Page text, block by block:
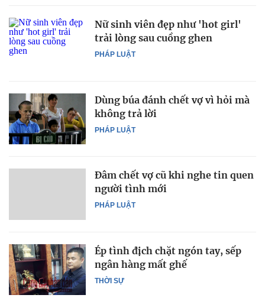
PHÁP LUẬT
Nữ sinh viên đẹp như 'hot girl'
trải lòng sau cuồng ghen
PHÁP LUẬT
Dùng búa đánh chết vợ vì hỏi mà
không trả lời
PHÁP LUẬT
Đâm chết vợ cũ khi nghe tin quen
người tình mới
THỜI SỰ
Ép tình địch chặt ngón tay, sếp
ngân hàng mất ghế